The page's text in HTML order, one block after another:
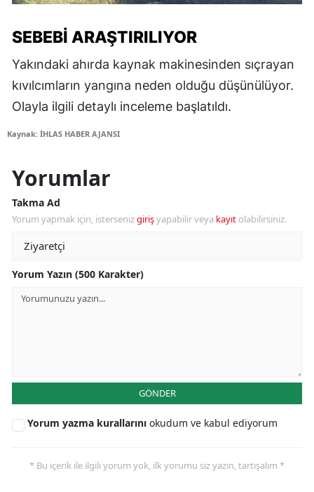
SEBEBI ARAŞTIRILIYOR
Yakındaki ahırda kaynak makinesinden sıçrayan
kıvılcımların yangına neden olduğu düşünülüyor.
Olayla ilgili detaylı inceleme başlatıldı.
Kaynak: İHLAS HABER AJANSI
Yorumlar
Takma Ad
Yorum yapmak için, istersenizgirişyapabilir veya kayıt olabilirsiniz.
Yorum Yazın (500 Karakter)
GÖNDER
Yorum yazma kurallarını okudum ve kabul ediyorum
* Bu içerik ile ilgili yorum yok, ilk yorumu siz yazın, tartışalım *